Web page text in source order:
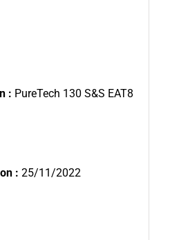
: PureTech 130 S&S EAT8
: 25/11/2022